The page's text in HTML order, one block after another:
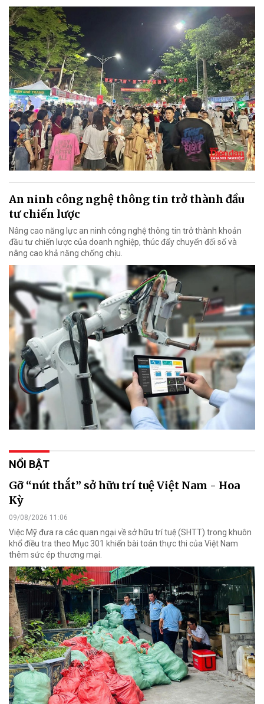
An ninh công nghệ thông tin trở thành đầu
tư chiến lược
Nâng cao năng lực an ninh công nghệ thông tin trở thành khoản
đầu tư chiến lược của doanh nghiệp, thúc đẩy chuyển đổi số và
nâng cao khả năng chống chịu.
NỔI BẬT
Gỡ “nút thắt” sở hữu trí tuệ Việt Nam - Hoa
Kỳ
09/08/2026 11:06
Việc Mỹ đưa ra các quan ngại về sở hữu trí tuệ (SHTT) trong khuôn
khổ điều tra theo Mục 301 khiến bài toán thực thi của Việt Nam
thêm sức ép thương mại.